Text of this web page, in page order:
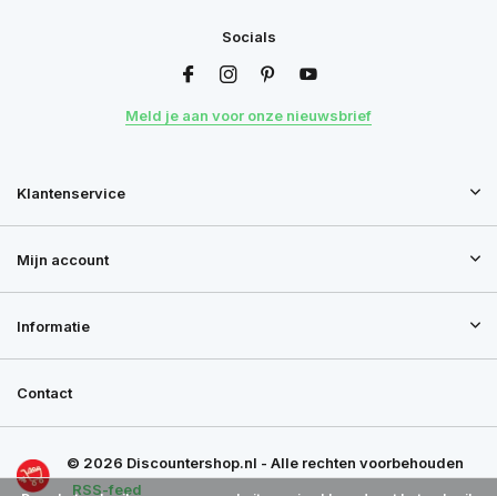
Socials
Meld je aan voor onze nieuwsbrief
Klantenservice
Mijn account
Informatie
Contact
© 2026 Discountershop.nl - Alle rechten voorbehouden
RSS-feed